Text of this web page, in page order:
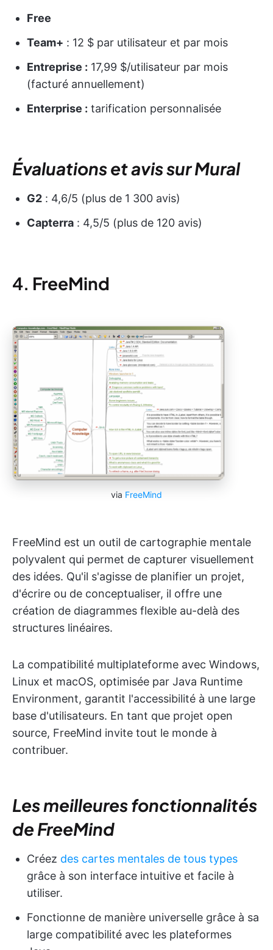
Free
Team+ : 12 $ par utilisateur et par mois
Entreprise : 17,99 $/utilisateur par mois
(facturé annuellement)
Enterprise : tarification personnalisée
Évaluations et avis sur Mural
G2 : 4,6/5 (plus de 1 300 avis)
Capterra : 4,5/5 (plus de 120 avis)
4. FreeMind
via FreeMind
FreeMind est un outil de cartographie mentale
polyvalent qui permet de capturer visuellement
des idées. Qu'il s'agisse de planifier un projet,
d'écrire ou de conceptualiser, il offre une
création de diagrammes flexible au-delà des
structures linéaires.
La compatibilité multiplateforme avec Windows,
Linux et macOS, optimisée par Java Runtime
Environment, garantit l'accessibilité à une large
base d'utilisateurs. En tant que projet open
source, FreeMind invite tout le monde à
contribuer.
Les meilleures fonctionnalités
de FreeMind
Créez des cartes mentales de tous types
grâce à son interface intuitive et facile à
utiliser.
Fonctionne de manière universelle grâce à sa
large compatibilité avec les plateformes